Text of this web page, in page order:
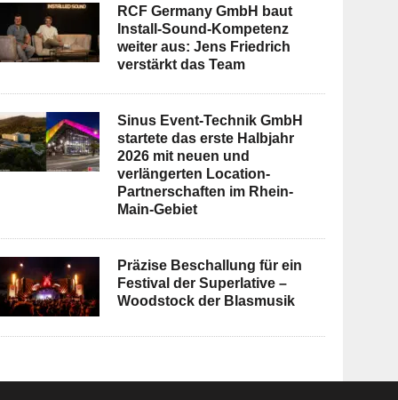
RCF Germany GmbH baut
Install-Sound-Kompetenz
weiter aus: Jens Friedrich
verstärkt das Team
Sinus Event-Technik GmbH
startete das erste Halbjahr
2026 mit neuen und
verlängerten Location-
Partnerschaften im Rhein-
Main-Gebiet
Präzise Beschallung für ein
Festival der Superlative –
Woodstock der Blasmusik